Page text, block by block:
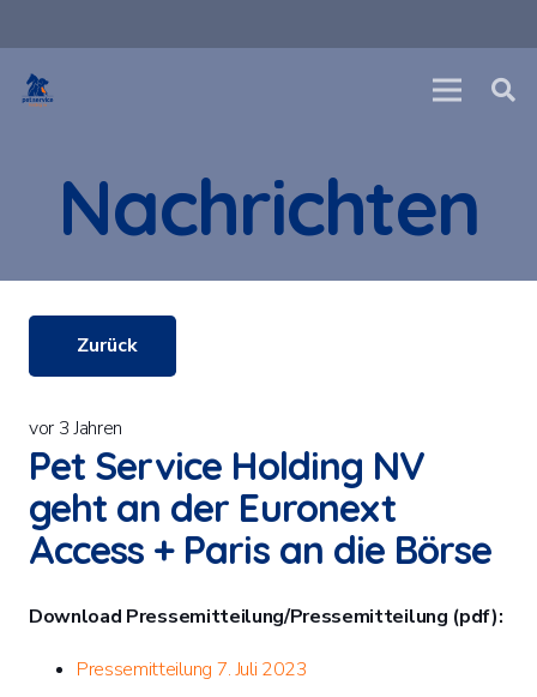
Nachrichten
Zurück
vor 3 Jahren
Pet Service Holding NV
geht an der Euronext
Access + Paris an die Börse
Download Pressemitteilung/Pressemitteilung (pdf):
Pressemitteilung 7. Juli 2023